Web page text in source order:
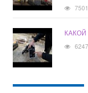
7501
6247